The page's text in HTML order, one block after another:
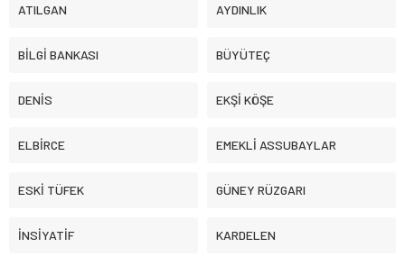
ATILGAN AYDINLIK
BİLGİ BANKASI BÜYÜTEÇ
DENİS EKŞİ KÖŞE
ELBİRCE EMEKLİ ASSUBAYLAR
ESKİ TÜFEK GÜNEY RÜZGARI
İNSİYATİF KARDELEN